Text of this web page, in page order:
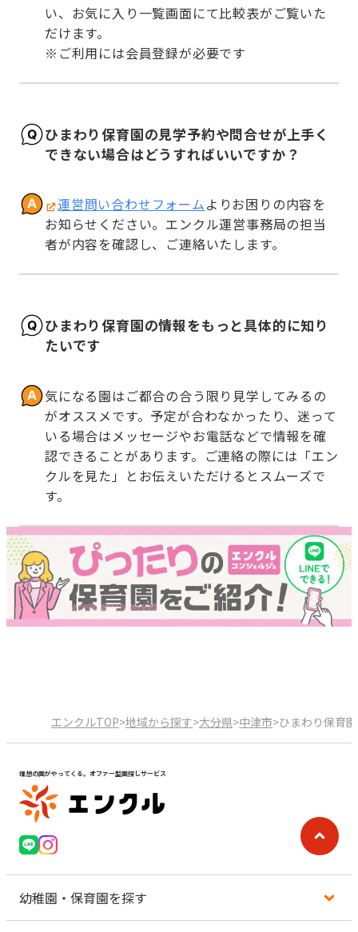
い、お気に入り一覧画面にて比較表がご覧いた
だけます。
※ご利用には会員登録が必要です
ひまわり保育園の見学予約や問合せが上手く
できない場合はどうすればいいですか？
運営問い合わせフォームよりお困りの内容を
お知らせください。エンクル運営事務局の担当
者が内容を確認し、ご連絡いたします。
ひまわり保育園の情報をもっと具体的に知り
たいです
気になる園はご都合の合う限り見学してみるの
がオススメです。予定が合わなかったり、迷って
いる場合はメッセージやお電話などで情報を確
認できることがあります。ご連絡の際には「エン
クルを見た」とお伝えいただけるとスムーズで
す。
エンクルTOP>地域から探す>大分県>中津市>ひまわり保育園
理想の園がやってくる。オファー型園探しサービス
幼稚園・保育園を探す